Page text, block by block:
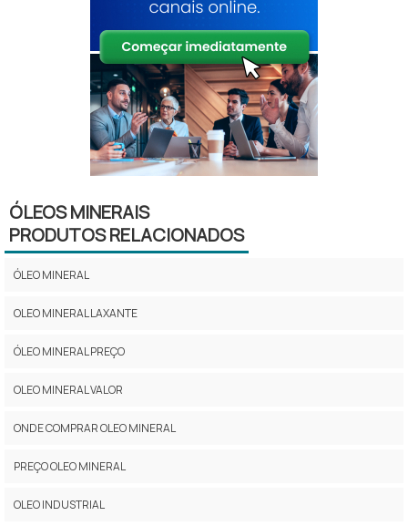
ÓLEOS MINERAIS
PRODUTOS RELACIONADOS
ÓLEO MINERAL
OLEO MINERAL LAXANTE
ÓLEO MINERAL PREÇO
OLEO MINERAL VALOR
ONDE COMPRAR OLEO MINERAL
PREÇO OLEO MINERAL
OLEO INDUSTRIAL